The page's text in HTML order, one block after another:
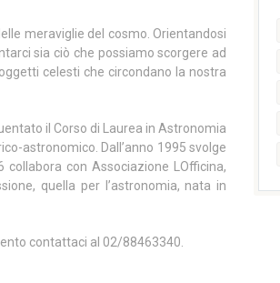
meraviglie del cosmo. Orientandosi
sia ciò che possiamo scorgere ad
celesti che circondano la nostra
il Corso di Laurea in Astronomia
astronomico. Dall’anno 1995 svolge
con Associazione LOfficina,
quella per l’astronomia, nata in
contattaci al 02/88463340.